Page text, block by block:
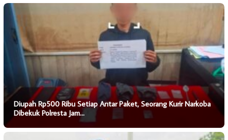
Diupah Rp500 Ribu Setiap Antar Paket, Seorang Kurir Narkoba
Dibekuk Polresta Jam…